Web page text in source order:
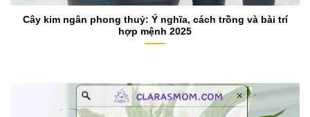
Cây kim ngân phong thuỷ: Ý nghĩa, cách trồng và bài trí
hợp mệnh 2025